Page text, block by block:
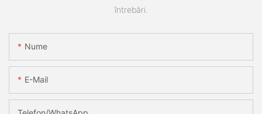
întrebări.
Nume
E-Mail